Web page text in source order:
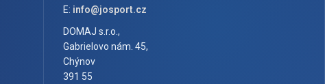
E: info@josport.cz
DOMAJ s.r.o.,
Gabrielovo nám. 45,
Chýnov
391 55